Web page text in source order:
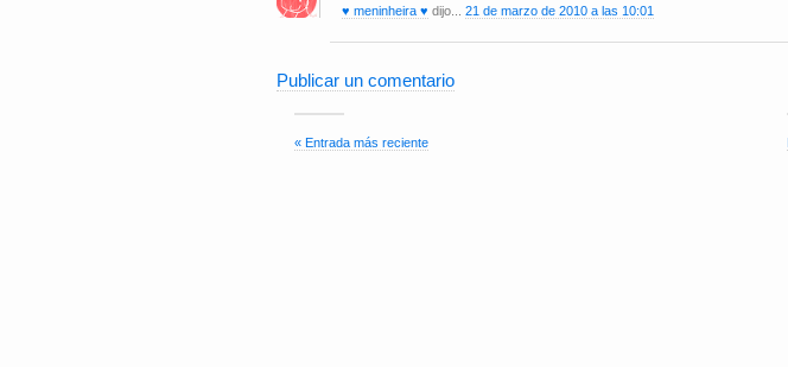
♥ meninheira ♥ dijo... 21 de marzo de 2010 a las 10:01
Publicar un comentario
« Entrada más reciente